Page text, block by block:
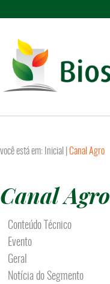
você está em: Inicial Canal Agro
Canal Agro
Conteúdo Técnico
Evento
Geral
Notícia do Segmento